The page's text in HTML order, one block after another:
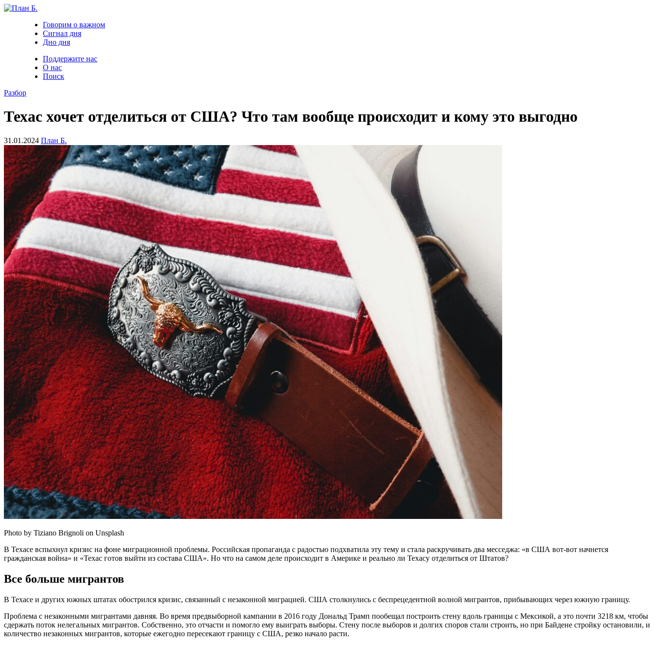
Говорим о важном
Сигнал дня
Дно дня
Поддержите нас
О нас
Поиск
Разбор
Техас хочет отделиться от США? Что там вообще происходит и кому это выгодно
31.01.2024 План Б.
Photo by Tiziano Brignoli on Unsplash
В Техасе вспыхнул кризис на фоне миграционной проблемы. Российская пропаганда с радостью подхватила эту тему и стала раскручивать два месседжа: «в США вот-вот начнется
гражданская война» и «Техас готов выйти из состава США». Но что на самом деле происходит в Америке и реально ли Техасу отделиться от Штатов?
Все больше мигрантов
В Техасе и других южных штатах обострился кризис, связанный с незаконной миграцией. США столкнулись с беспрецедентной волной мигрантов, прибывающих через южную границу.
Проблема с незаконными мигрантами давняя. Во время предвыборной кампании в 2016 году Дональд Трамп пообещал построить стену вдоль границы с Мексикой, а это почти 3218 км, чтобы
сдержать поток нелегальных мигрантов. Собственно, это отчасти и помогло ему выиграть выборы. Стену после выборов и долгих споров стали строить, но при Байдене стройку остановили, и
количество незаконных мигрантов, которые ежегодно пересекают границу с США, резко начало расти.